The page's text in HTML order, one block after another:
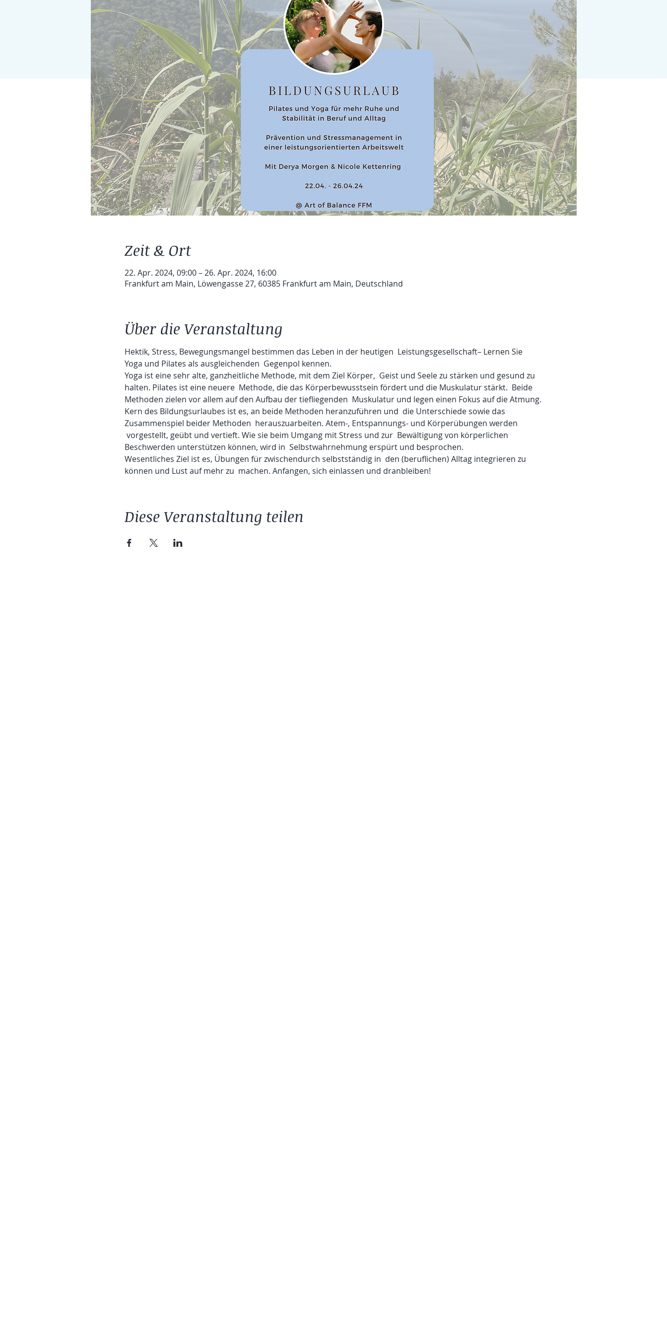
Zeit & Ort
22. Apr. 2024, 09:00 – 26. Apr. 2024, 16:00
Frankfurt am Main, Löwengasse 27, 60385 Frankfurt am Main, Deutschland
Über die Veranstaltung
Hektik, Stress, Bewegungsmangel bestimmen das Leben in der heutigen  Leistungsgesellschaft– Lernen Sie
Yoga und Pilates als ausgleichenden  Gegenpol kennen.
Yoga ist eine sehr alte, ganzheitliche Methode, mit dem Ziel Körper,  Geist und Seele zu stärken und gesund zu
halten. Pilates ist eine neuere  Methode, die das Körperbewusstsein fördert und die Muskulatur stärkt.  Beide
Methoden zielen vor allem auf den Aufbau der tiefliegenden  Muskulatur und legen einen Fokus auf die Atmung.
Kern des Bildungsurlaubes ist es, an beide Methoden heranzuführen und  die Unterschiede sowie das
Zusammenspiel beider Methoden  herauszuarbeiten. Atem-, Entspannungs- und Körperübungen werden
vorgestellt, geübt und vertieft. Wie sie beim Umgang mit Stress und zur  Bewältigung von körperlichen
Beschwerden unterstützen können, wird in  Selbstwahrnehmung erspürt und besprochen.
Wesentliches Ziel ist es, Übungen für zwischendurch selbstständig in  den (beruflichen) Alltag integrieren zu
können und Lust auf mehr zu  machen. Anfangen, sich einlassen und dranbleiben!
Diese Veranstaltung teilen